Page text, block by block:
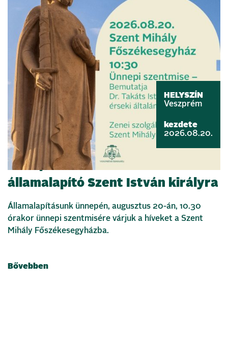
HELYSZÍN
Veszprém
kezdete
2026.08.20.
Ünnepi szentmisével emlékezünk
államalapító Szent István királyra
Államalapításunk ünnepén, augusztus 20-án, 10.30
órakor ünnepi szentmisére várjuk a híveket a Szent
Mihály Főszékesegyházba.
Bővebben